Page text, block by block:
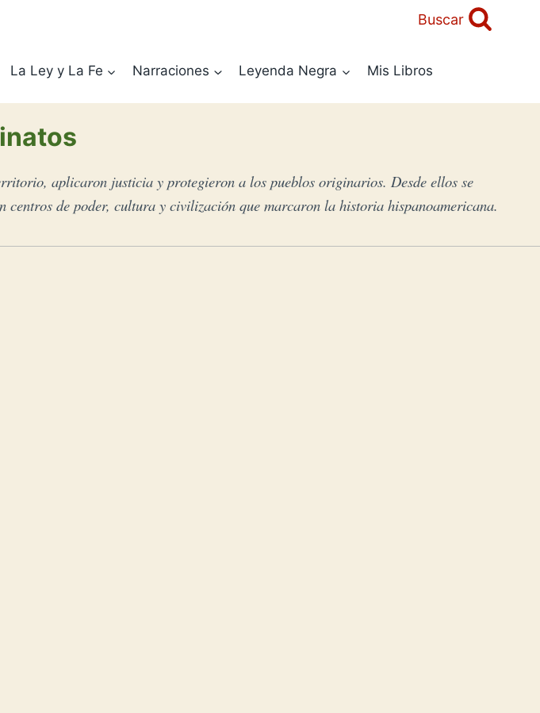
Buscar
La Ley y La Fe Narraciones Leyenda Negra Mis Libros
aplicaron justicia y protegieron a los pueblos originarios. Desde ellos se
de poder, cultura y civilización que marcaron la historia hispanoamericana.